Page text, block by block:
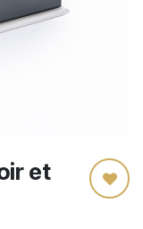
et